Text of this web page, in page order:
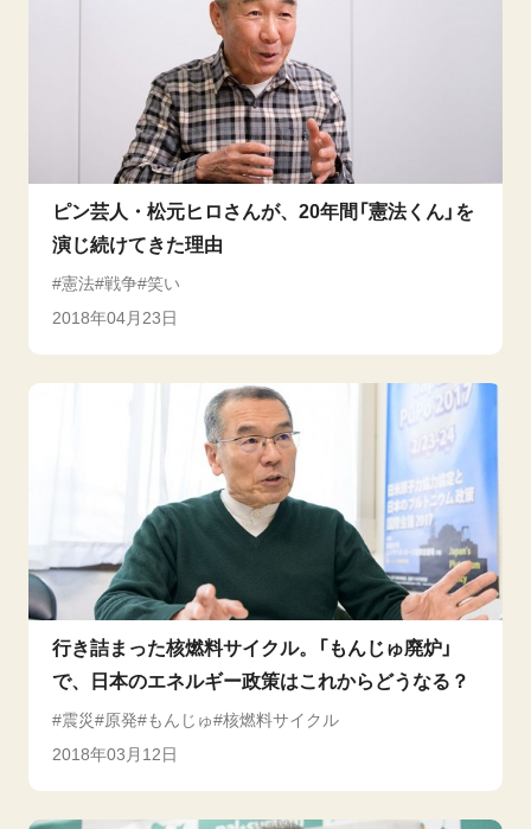
ピン芸人・松元ヒロさんが、20年間「憲法くん」を
演じ続けてきた理由
憲法 戦争 笑い
2018年04月23日
行き詰まった核燃料サイクル。「もんじゅ廃炉」
で、日本のエネルギー政策はこれからどうなる？
震災 原発 もんじゅ
核燃料サイクル
2018年03月12日